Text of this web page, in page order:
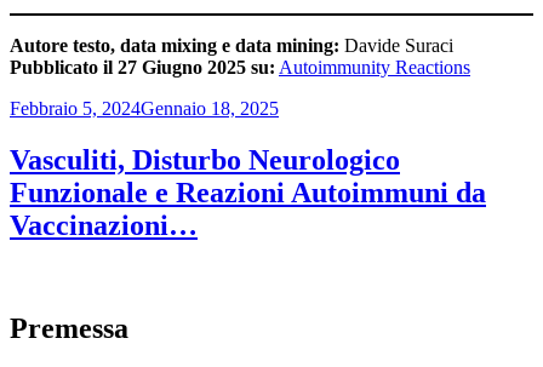
Autore testo, data mixing e data mining: Davide Suraci
Pubblicato il 27 Giugno 2025 su: Autoimmunity Reactions
Pubblicato
Febbraio 5, 2024Gennaio 18, 2025
Vasculiti, Disturbo Neurologico
Funzionale e Reazioni Autoimmuni da
Vaccinazioni…
Premessa